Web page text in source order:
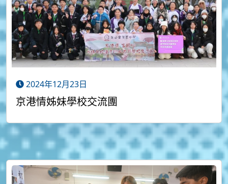
2024年12月23日
京港情姊妹學校交流團